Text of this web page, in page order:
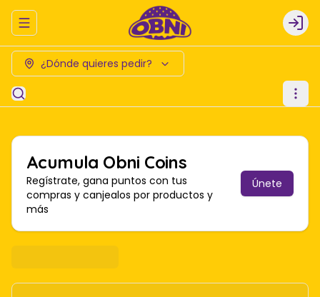
Abrir menu de navegación Login
¿Dónde quieres pedir?
Acumula Obni Coins
Regístrate, gana puntos con tus
compras y canjealos por productos y
más
Únete